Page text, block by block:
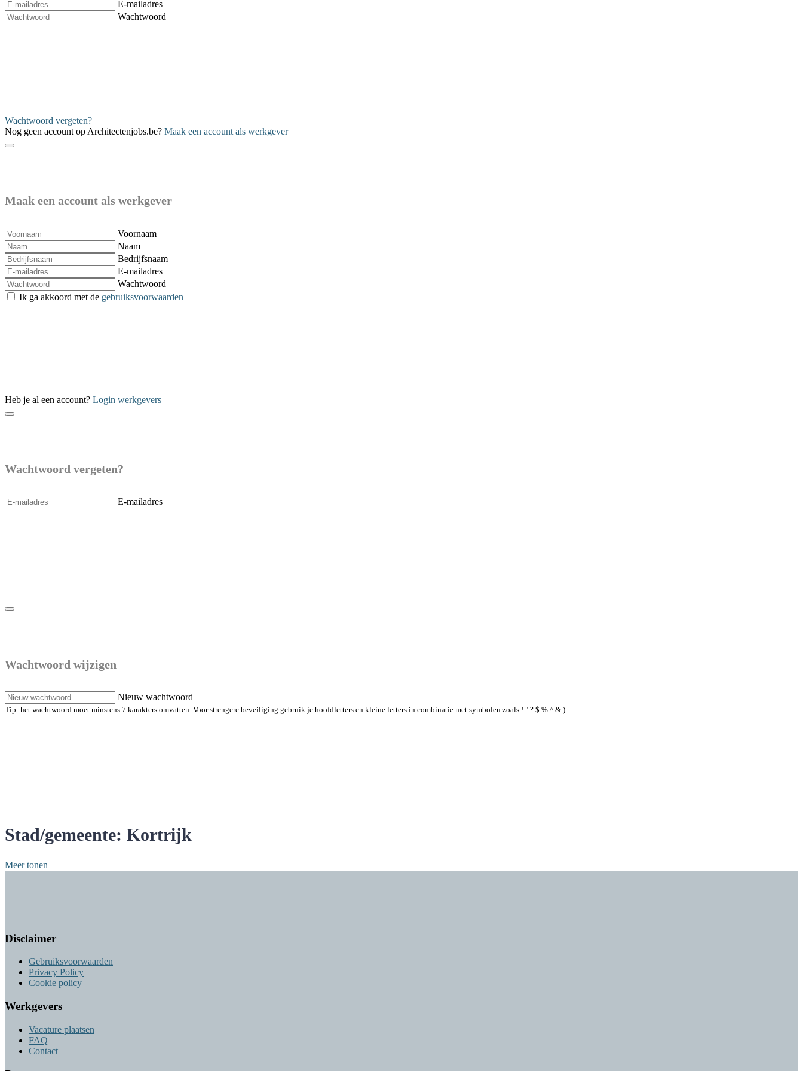
E-mailadres
Wachtwoord
Wachtwoord vergeten?
Nog geen account op Architectenjobs.be? Maak een account als werkgever
Maak een account als werkgever
Voornaam
Naam
Bedrijfsnaam
E-mailadres
Wachtwoord
Ik ga akkoord met de gebruiksvoorwaarden
Heb je al een account? Login werkgevers
Wachtwoord vergeten?
E-mailadres
Wachtwoord wijzigen
Nieuw wachtwoord
Tip: het wachtwoord moet minstens 7 karakters omvatten. Voor strengere beveiliging gebruik je hoofdletters en kleine letters in combinatie met symbolen zoals ! " ? $ % ^ & ).
Stad/gemeente: Kortrijk
Meer tonen
Disclaimer
Gebruiksvoorwaarden
Privacy Policy
Cookie policy
Werkgevers
Vacature plaatsen
FAQ
Contact